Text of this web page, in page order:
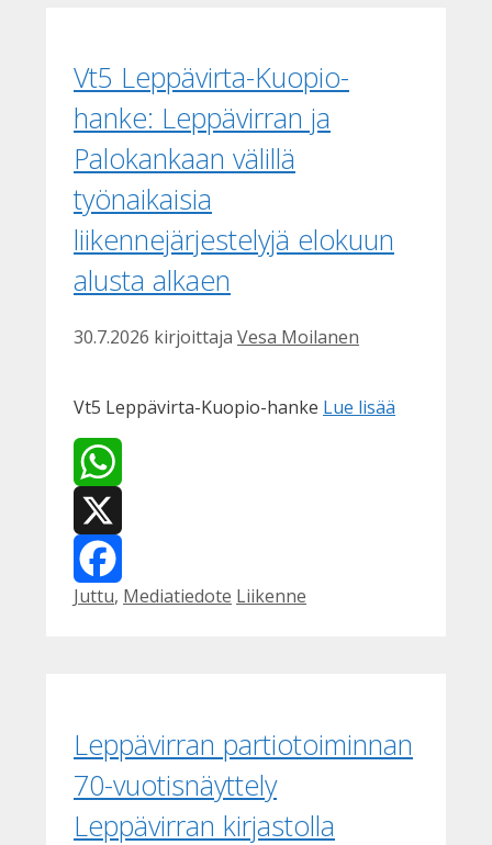
Vt5 Leppävirta-Kuopio-
hanke: Leppävirran ja
Palokankaan välillä
työnaikaisia
liikennejärjestelyjä elokuun
alusta alkaen
30.7.2026 kirjoittaja Vesa Moilanen
Vt5 Leppävirta-Kuopio-hanke Lue lisää
WhatsApp
X
Facebook
Kategoriat
Juttu, Mediatiedote Avainsanat
Liikenne
Leppävirran partiotoiminnan
70-vuotisnäyttely
Leppävirran kirjastolla